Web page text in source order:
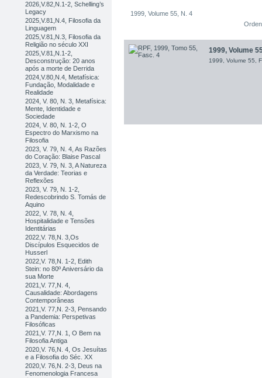
2026,V.82,N.1-2, Schelling’s
Legacy
2025,V.81,N.4, Filosofia da
Linguagem
2025,V.81,N.3, Filosofia da
Religião no século XXI
2025,V.81,N.1-2,
Desconstrução: 20 anos
após a morte de Derrida
2024,V.80,N.4, Metafísica:
Fundação, Modalidade e
Realidade
2024, V. 80, N. 3, Metafísica:
Mente, Identidade e
Sociedade
2024, V. 80, N. 1-2, O
Espectro do Marxismo na
Filosofia
2023, V. 79, N. 4, As Razões
do Coração: Blaise Pascal
2023, V. 79, N. 3, A Natureza
da Verdade: Teorias e
Reflexões
2023, V. 79, N. 1-2,
Redescobrindo S. Tomás de
Aquino
2022, V. 78, N. 4,
Hospitalidade e Tensões
Identitárias
2022,V. 78,N. 3,Os
Discípulos Esquecidos de
Husserl
2022,V. 78,N. 1-2, Edith
Stein: no 80º Aniversário da
sua Morte
2021,V. 77,N. 4,
Causalidade: Abordagens
Contemporâneas
2021,V. 77,N. 2-3, Pensando
a Pandemia: Perspetivas
Filosóficas
2021,V. 77,N. 1, O Bem na
Filosofia Antiga
2020,V. 76,N. 4, Os Jesuítas
e a Filosofia do Séc. XX
2020,V. 76,N. 2-3, Deus na
Fenomenologia Francesa
1999, Volume 55, N. 4
1999, Volume
1999, Volume 55,